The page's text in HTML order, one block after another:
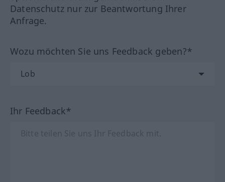
Datenschutz nur zur Beantwortung Ihrer
Anfrage.
Wozu möchten Sie uns Feedback geben?*
Ihr Feedback*